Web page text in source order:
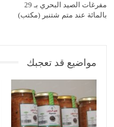
مفرغات الصيد البحري بـ 29
بالمائة عند متم شتنبر (مكتب)
مواضيع قد تعجبك